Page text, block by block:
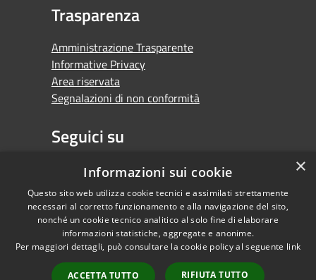
Trasparenza
Amministrazione Trasparente
Informative Privacy
Area riservata
Segnalazioni di non conformità
Seguici su
FacebookYoutubeWhatsapp
RSS
Accessibilità
Privacy
Copyright © 2026 •
Comune di Orbassano •
Powered by
×
Informazioni sui cookie
Questo sito web utilizza cookie tecnici e assimilati strettamente
necessari al corretto funzionamento e alla navigazione del sito,
nonché un cookie tecnico analitico al solo fine di elaborare
informazioni statistiche, aggregate e anonime.
Per maggiori dettagli, può consultare la cookie policy al seguente link
ACCETTA TUTTO RIFIUTA TUTTO